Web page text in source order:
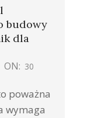
budowy
dla
ON: 30
poważna
wymaga